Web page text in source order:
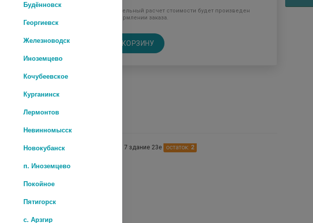
Окончательный расчет стоимости будет произведен
при оформлении заказа.
В КОРЗИНУ
Наличие в аптеках
АГЛФ № 19 г.Будённовск мкр. 7 здание 23е остаток: 2
Будённовск
Георгиевск
Железноводск
Иноземцево
Кочубеевское
Курганинск
Лермонтов
Невинномысск
Новокубанск
п. Иноземцево
Покойное
Пятигорск
с. Арзгир